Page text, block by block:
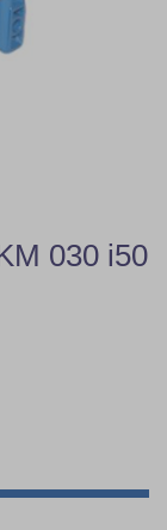
030 i50